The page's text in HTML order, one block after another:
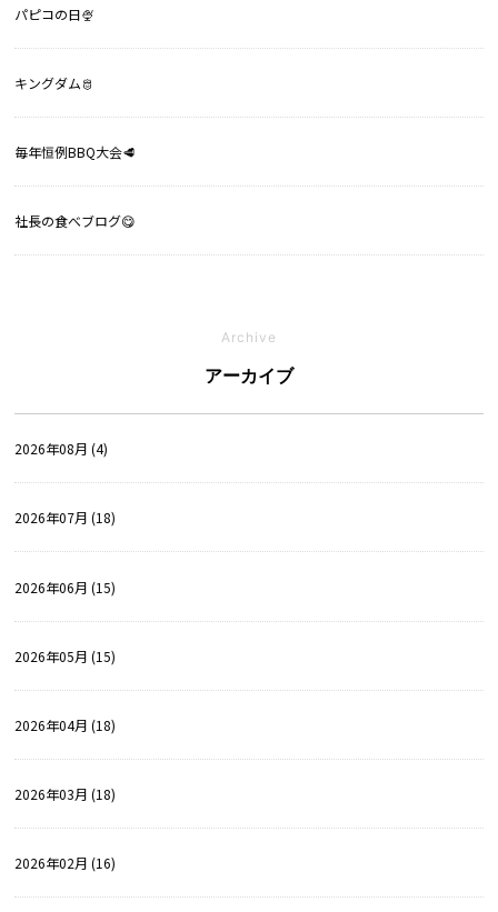
パピコの日🍨
キングダム🫅
毎年恒例BBQ大会🥩
社長の食べブログ😋
Archive
アーカイブ
2026年08月 (4)
2026年07月 (18)
2026年06月 (15)
2026年05月 (15)
2026年04月 (18)
2026年03月 (18)
2026年02月 (16)